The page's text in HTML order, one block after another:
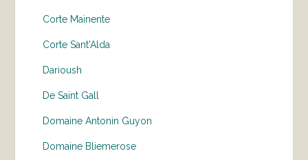
Corte Mainente
Corte Sant'Alda
Darioush
De Saint Gall
Domaine Antonin Guyon
Domaine Bliemerose